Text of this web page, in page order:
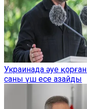
Украинада әуе
саны үш есе азайды